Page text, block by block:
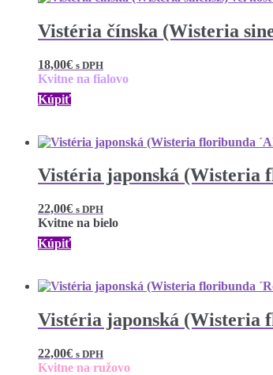
Vistéria čínska (Wisteria
18,00€ s DPH
Kvitne na fialovo
Kúpiť
Vistéria japonská (Wisteria
22,00€ s DPH
Kvitne na bielo
Kúpiť
Vistéria japonská (Wisteria
22,00€ s DPH
Kvitne na ružovo